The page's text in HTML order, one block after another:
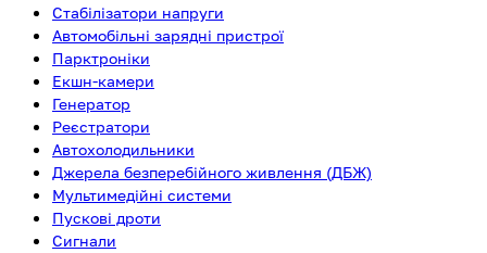
Стабілізатори напруги
Автомобільні зарядні пристрої
Парктроніки
Екшн-камери
Генератор
Реєстратори
Автохолодильники
Джерела безперебійного живлення (ДБЖ)
Мультимедійні системи
Пускові дроти
Сигнали